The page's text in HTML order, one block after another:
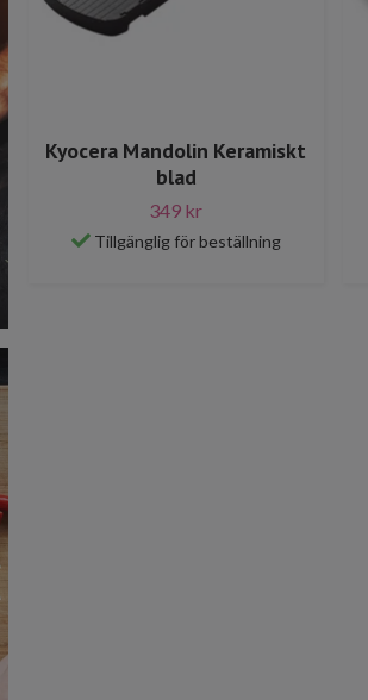
Kyocera Mandolin Keramiskt
blad
349 kr
Tillgänglig för beställning